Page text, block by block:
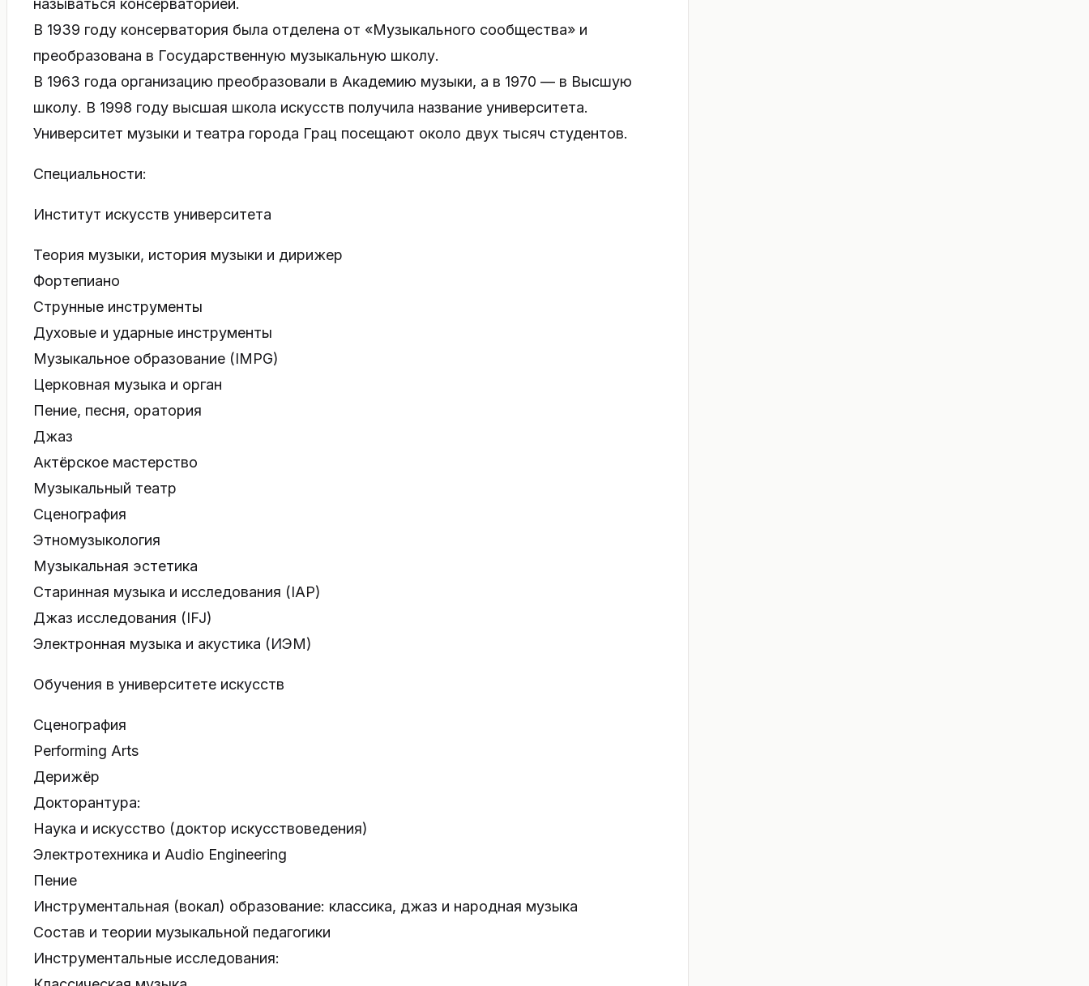
называться консерваторией.
В 1939 году консерватория была отделена от «Музыкального сообщества» и
преобразована в Государственную музыкальную школу.
В 1963 года организацию преобразовали в Академию музыки, а в 1970 — в Высшую
школу. В 1998 году высшая школа искусств получила название университета.
Университет музыки и театра города Грац посещают около двух тысяч студентов.
Специальности:
Институт искусств университета
Теория музыки, история музыки и дирижер
Фортепиано
Струнные инструменты
Духовые и ударные инструменты
Музыкальное образование (IMPG)
Церковная музыка и орган
Пение, песня, оратория
Джаз
Актёрское мастерство
Музыкальный театр
Сценография
Этномузыкология
Музыкальная эстетика
Старинная музыка и исследования (IAP)
Джаз исследования (IFJ)
Электронная музыка и акустика (ИЭМ)
Обучения в университете искусств
Сценография
Performing Arts
Дерижёр
Докторантура:
Наука и искусство (доктор искусствоведения)
Электротехника и Audio Engineering
Пение
Инструментальная (вокал) образование: классика, джаз и народная музыка
Состав и теории музыкальной педагогики
Инструментальные исследования: